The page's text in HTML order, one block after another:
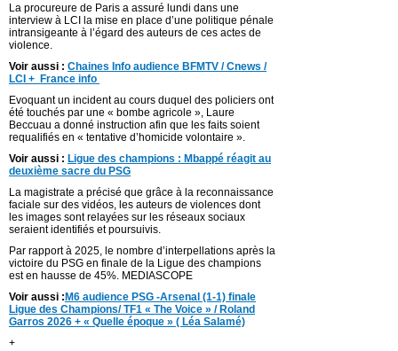
La procureure de Paris a assuré lundi dans une
interview à LCI la mise en place d’une politique pénale
intransigeante à l’égard des auteurs de ces actes de
violence.
Voir aussi : Chaines Info audience BFMTV / Cnews /
LCI + France info
Evoquant un incident au cours duquel des policiers ont
été touchés par une « bombe agricole », Laure
Beccuau a donné instruction afin que les faits soient
requalifiés en « tentative d’homicide volontaire ».
Voir aussi : Ligue des champions : Mbappé réagit au
deuxième sacre du PSG
La magistrate a précisé que grâce à la reconnaissance
faciale sur des vidéos, les auteurs de violences dont
les images sont relayées sur les réseaux sociaux
seraient identifiés et poursuivis.
Par rapport à 2025, le nombre d’interpellations après la
victoire du PSG en finale de la Ligue des champions
est en hausse de 45%. MEDIASCOPE
Voir aussi :M6 audience PSG -Arsenal (1-1) finale
Ligue des Champions/ TF1 « The Voice » / Roland
Garros 2026 + « Quelle époque » ( Léa Salamé)
+